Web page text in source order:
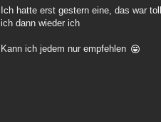
Ich hatte erst gestern eine, das war
ich dann wieder ich
Kann ich jedem nur empfehlen